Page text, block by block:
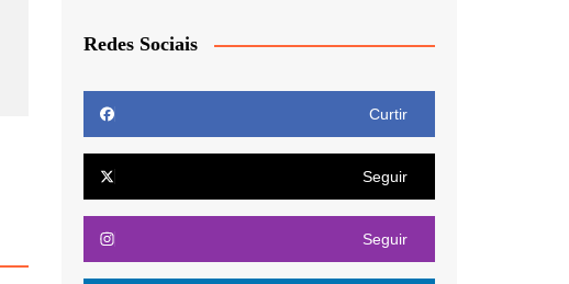
Redes Sociais
Curtir
Seguir
Seguir